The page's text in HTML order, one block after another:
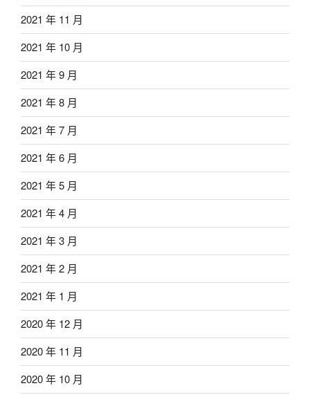
2021 年 11 月
2021 年 10 月
2021 年 9 月
2021 年 8 月
2021 年 7 月
2021 年 6 月
2021 年 5 月
2021 年 4 月
2021 年 3 月
2021 年 2 月
2021 年 1 月
2020 年 12 月
2020 年 11 月
2020 年 10 月